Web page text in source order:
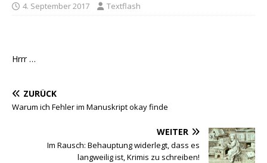
4. September 2017 Textflash
Hrrr …
ZURÜCK
Warum ich Fehler im Manuskript okay finde
WEITER
Im Rausch: Behauptung widerlegt, dass es
langweilig ist, Krimis zu schreiben!